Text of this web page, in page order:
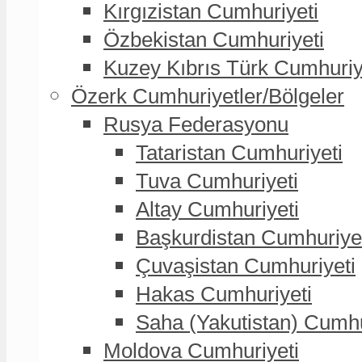
Kırgızistan Cumhuriyeti
Özbekistan Cumhuriyeti
Kuzey Kıbrıs Türk
Özerk Cumhuriyetler/Bölgeler
Rusya Federasyonu
Tataristan Cumhuriyeti
Tuva Cumhuriyeti
Altay Cumhuriyeti
Başkurdistan
Çuvaşistan Cumhuriyeti
Hakas Cumhuriyeti
Saha (Yakutistan)
Moldova Cumhuriyeti